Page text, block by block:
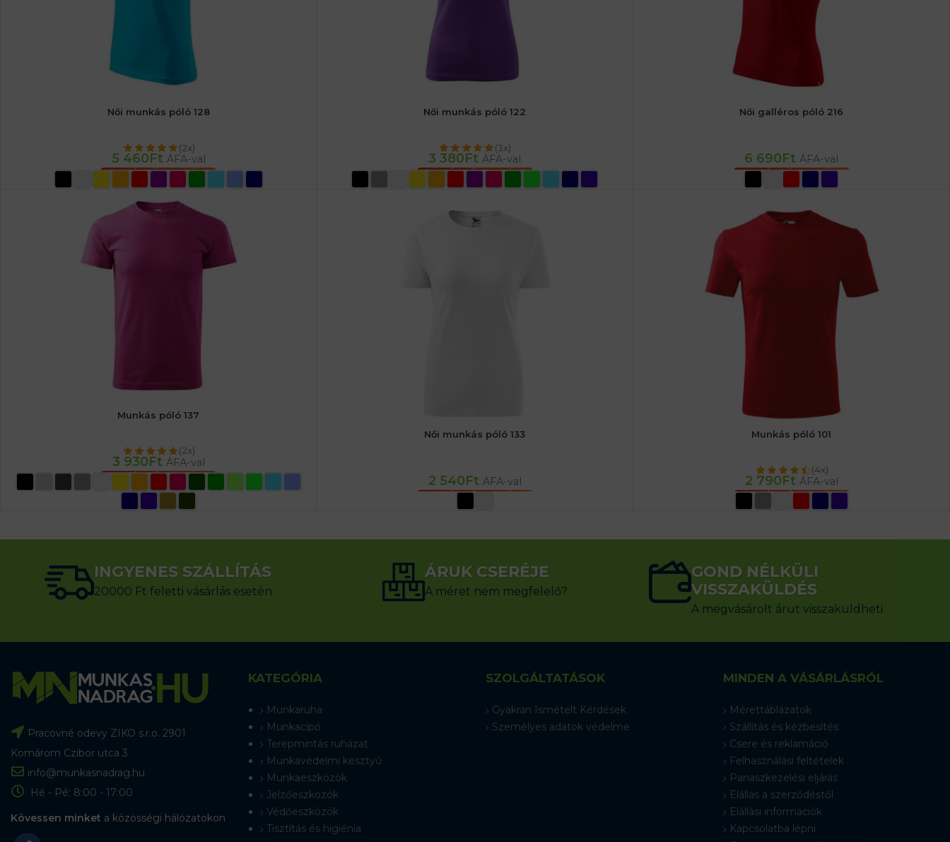
Női munkás póló 128
(2x)
5 460Ft ÁFA-val
OPCIÓK VÁLASZTÁSA
Női munkás póló 122
(3x)
3 380Ft ÁFA-val
OPCIÓK VÁLASZTÁSA
Női galléros póló 216
6 690Ft ÁFA-val
OPCIÓK VÁLASZTÁSA
Munkás póló 137
(2x)
3 930Ft ÁFA-val
OPCIÓK VÁLASZTÁSA
Női munkás póló 133
2 540Ft ÁFA-val
OPCIÓK VÁLASZTÁSA
Munkás póló 101
(4x)
2 790Ft ÁFA-val
OPCIÓK VÁLASZTÁSA
INGYENES SZÁLLÍTÁS
20000 Ft feletti vásárlás esetén
ÁRUK CSERÉJE
A méret nem megfelelő?
GOND NÉLKÜLI
VISSZAKÜLDÉS
A megvásárolt árut visszaküldheti
Pracovné odevy ZIKO s.r.o. 2901
Komárom Czibor utca 3
info@munkasnadrag.hu
Hé - Pé: 8:00 - 17:00
Kövessen minket a közösségi hálózatokon
KATEGÓRIA
Munkaruha
Munkacipő
Terepmintás ruházat
Munkavédelmi kesztyű
Munkaeszközök
Jelzőeszközök
Védőeszközök
Tisztítás és higiénia
SZOLGÁLTATÁSOK
Gyakran Ismételt Kérdések
Személyes adatok védelme
MINDEN A VÁSÁRLÁSRÓL
Mérettáblázatok
Szállítás és kézbesítés
Csere és reklamáció
Felhasználási feltételek
Panaszkezelési eljárás
Elállás a szerződéstől
Elállási információk
Kapcsolatba lépni